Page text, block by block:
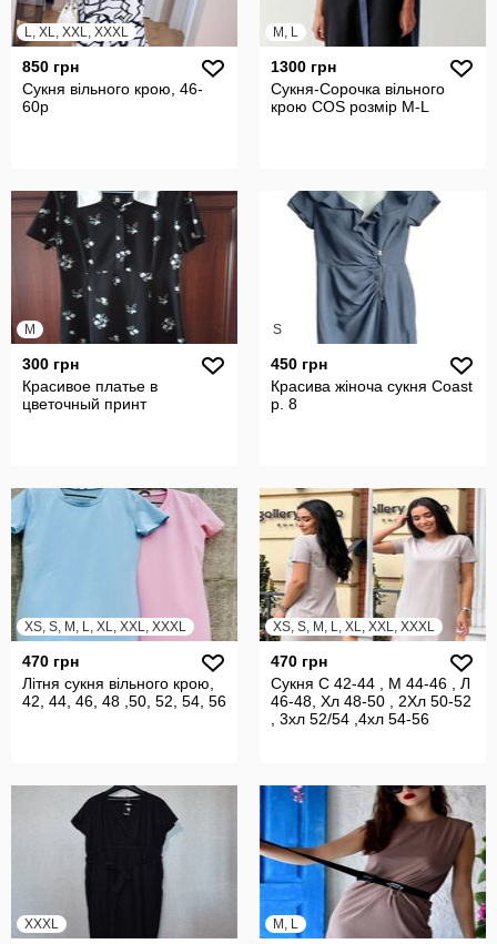
L, XL, XXL, XXXL
850 грн
Сукня вільного крою, 46-
60р
M, L
1300 грн
Сукня-Сорочка вільного
крою COS розмір M-L
M
300 грн
Красивое платье в
цветочный принт
S
450 грн
Красива жіноча сукня Coast
р. 8
XS, S, M, L, XL, XXL, XXXL
470 грн
Літня сукня вільного крою,
42, 44, 46, 48 ,50, 52, 54, 56
XS, S, M, L, XL, XXL, XXXL
470 грн
Сукня С 42-44 , М 44-46 , Л
46-48, Хл 48-50 , 2Хл 50-52
, 3хл 52/54 ,4хл 54-56
XXXL M, L